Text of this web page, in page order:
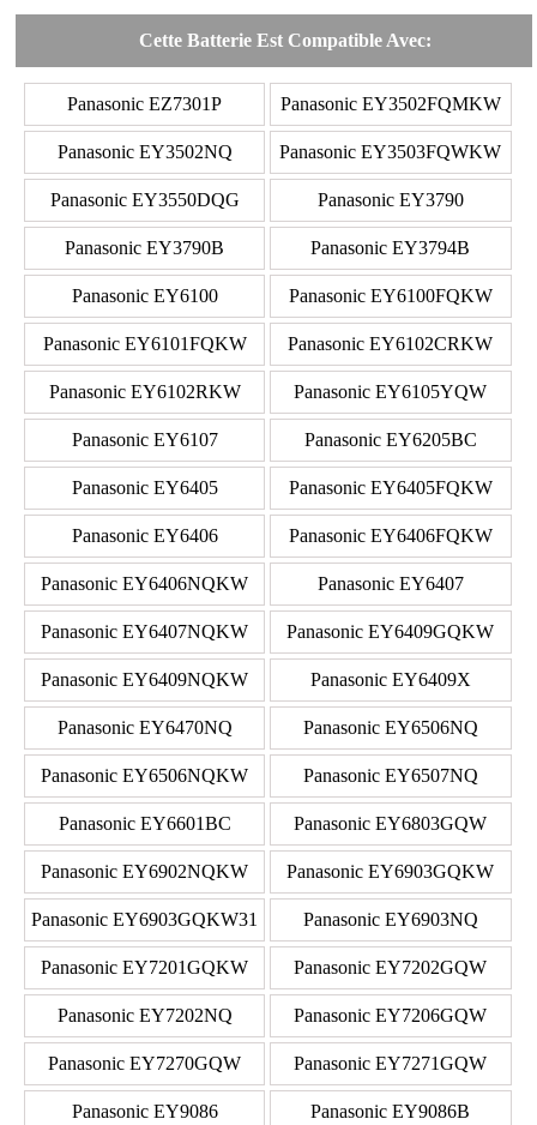
Cette Batterie Est Compatible Avec:
Panasonic EZ7301P Panasonic EY3502FQMKW
Panasonic EY3502NQ Panasonic EY3503FQWKW
Panasonic EY3550DQG Panasonic EY3790
Panasonic EY3790B Panasonic EY3794B
Panasonic EY6100 Panasonic EY6100FQKW
Panasonic EY6101FQKW Panasonic EY6102CRKW
Panasonic EY6102RKW Panasonic EY6105YQW
Panasonic EY6107 Panasonic EY6205BC
Panasonic EY6405 Panasonic EY6405FQKW
Panasonic EY6406 Panasonic EY6406FQKW
Panasonic EY6406NQKW Panasonic EY6407
Panasonic EY6407NQKW Panasonic EY6409GQKW
Panasonic EY6409NQKW Panasonic EY6409X
Panasonic EY6470NQ Panasonic EY6506NQ
Panasonic EY6506NQKW Panasonic EY6507NQ
Panasonic EY6601BC Panasonic EY6803GQW
Panasonic EY6902NQKW Panasonic EY6903GQKW
Panasonic EY6903GQKW31 Panasonic EY6903NQ
Panasonic EY7201GQKW Panasonic EY7202GQW
Panasonic EY7202NQ Panasonic EY7206GQW
Panasonic EY7270GQW Panasonic EY7271GQW
Panasonic EY9086 Panasonic EY9086B